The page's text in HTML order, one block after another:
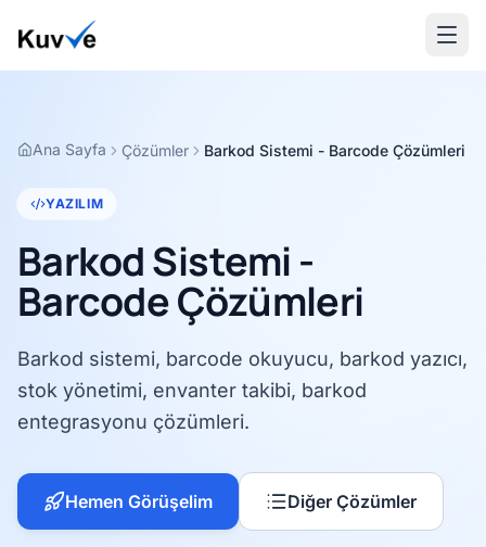
Ana Sayfa Çözümler Barkod Sistemi - Barcode Çözümleri
YAZILIM
Barkod Sistemi -
Barcode Çözümleri
Barkod sistemi, barcode okuyucu, barkod yazıcı,
stok yönetimi, envanter takibi, barkod
entegrasyonu çözümleri.
Hemen Görüşelim Diğer Çözümler